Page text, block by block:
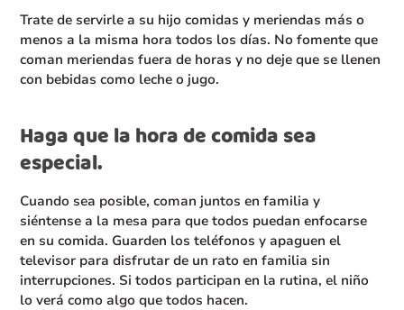
Trate de servirle a su hijo comidas y meriendas más o
menos a la misma hora todos los días. No fomente que
coman meriendas fuera de horas y no deje que se llenen
con bebidas como leche o jugo.
Haga que la hora de comida sea
especial.
Cuando sea posible, coman juntos en familia y
siéntense a la mesa para que todos puedan enfocarse
en su comida. Guarden los teléfonos y apaguen el
televisor para disfrutar de un rato en familia sin
interrupciones. Si todos participan en la rutina, el niño
lo verá como algo que todos hacen.